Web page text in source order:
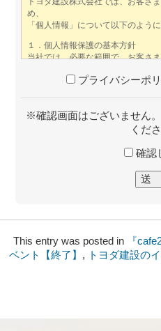
プライバシーポ
※確認画面はございません
くだ
確認
This entry was posted in 『
ベント【終了】 , トヨダ建設の